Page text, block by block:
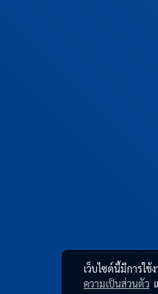
เว็บไซต์นี้มีการใช้
ความเป็นส่วนตัว